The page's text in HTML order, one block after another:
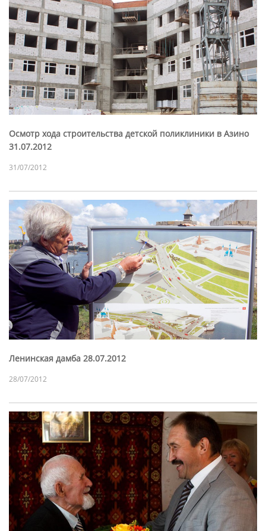
Осмотр хода строительства детской поликлиники в Азино
31.07.2012
31/07/2012
Ленинская дамба 28.07.2012
28/07/2012